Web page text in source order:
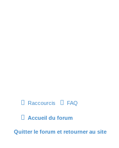
Raccourcis FAQ
Accueil du forum
Quitter le forum et retourner au site